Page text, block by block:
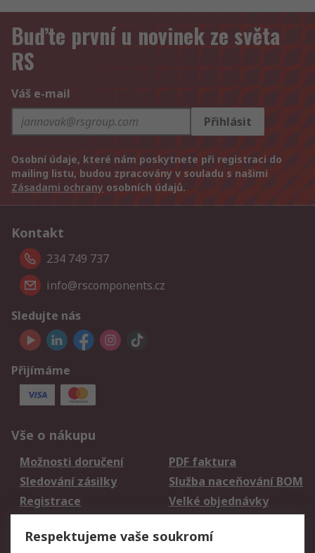
Buďte první u novinek ze světa
RS
Váš e-mail
Přihlásit
Osobní údaje, které nám poskytnete při registraci do
mailing listu, budou zpracovány v souladu s našimi
Zásadami ochrany osobních údajů.
Kontakt
234 749 737
info@rscomponents.cz
Sledujte nás
Přijímáme
Vše o nákupu
Možnosti doručení
PDF faktura
Sledování zásilky
Služba naceňování BOM
Registrace
Velké objednávky
Respektujeme vaše soukromí